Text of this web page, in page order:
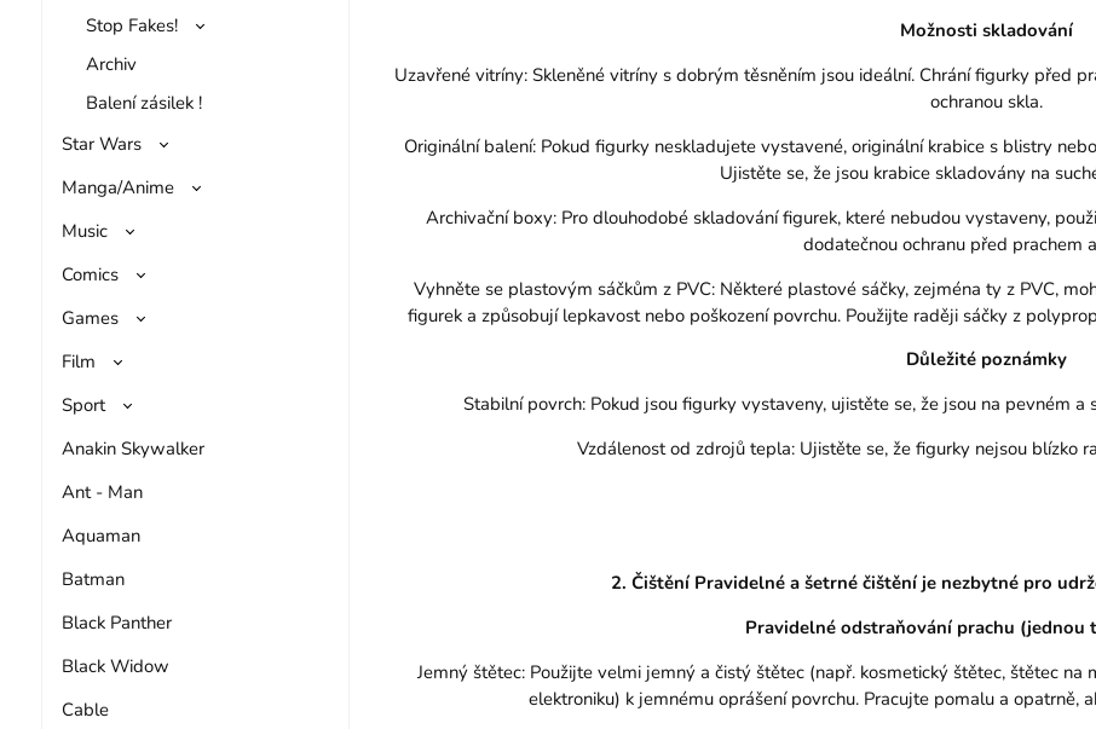
Stop Fakes!
Archiv
Balení zásilek !
Star Wars
Manga/Anime
Music
Comics
Games
Film
Sport
Anakin Skywalker
Ant - Man
Aquaman
Batman
Black Panther
Black Widow
Cable
Možnosti skladování
Uzavřené vitríny: Skleněné vitríny s dobrým těsněním jsou ideální. Chrání figurky před
ochranou skla.
Originální balení: Pokud figurky neskladujete vystavené, originální krabice s blistry
Ujistěte se, že jsou krabice skladovány na
Archivační boxy: Pro dlouhodobé skladování figurek, které nebudou vystaveny,
dodatečnou ochranu před prachem
Vyhněte se plastovým sáčkům z PVC: Některé plastové sáčky, zejména ty z PVC,
figurek a způsobují lepkavost nebo poškození povrchu. Použijte raději sáčky z
Důležité poznámky
Stabilní povrch: Pokud jsou figurky vystaveny, ujistěte se, že jsou na pevném
Vzdálenost od zdrojů tepla: Ujistěte se, že figurky nejsou blízko
2. Čištění Pravidelné a šetrné čištění je nezbytné pro
Pravidelné odstraňování prachu (jednou
Jemný štětec: Použijte velmi jemný a čistý štětec (např. kosmetický štětec, štětec
elektroniku) k jemnému oprášení povrchu. Pracujte pomalu a opatrně,